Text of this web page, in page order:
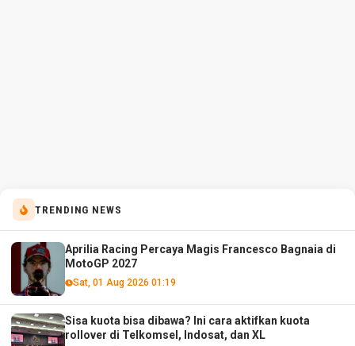
TRENDING NEWS
Aprilia Racing Percaya Magis Francesco Bagnaia di
MotoGP 2027
Sat, 01 Aug 2026 01:19
Sisa kuota bisa dibawa? Ini cara aktifkan kuota
rollover di Telkomsel, Indosat, dan XL